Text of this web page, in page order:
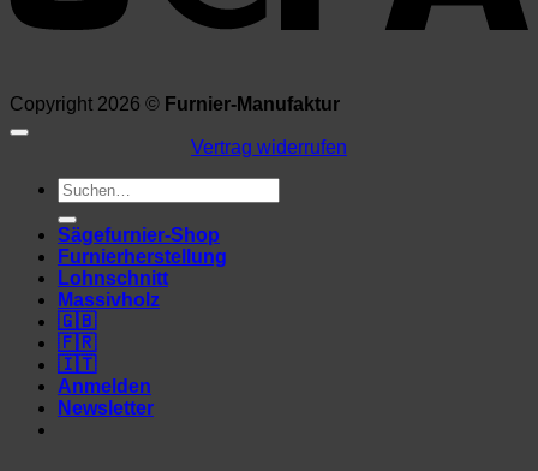
Copyright 2026 © Furnier-Manufaktur
Vertrag widerrufen
Suchen
nach:
Sägefurnier-Shop
Furnierherstellung
Lohnschnitt
Massivholz
🇬🇧
🇫🇷
🇮🇹
Anmelden
Newsletter